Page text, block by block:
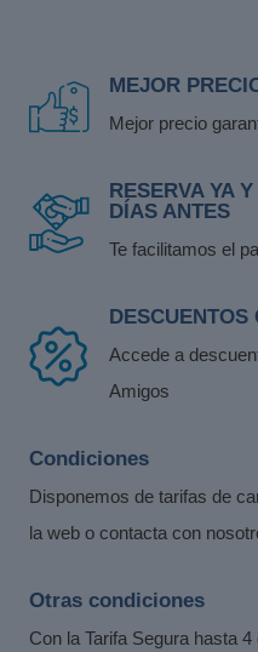
Los mejores hoteles
mayores de 60 años
Los mejores hoteles
MEJOR
Mejor precio
RESERVA YA
DÍAS ANTES
Te facilitamos el
Accede a
Amigos
Condiciones
Disponemos de tarifas de
la web o contacta con
Otras condiciones
Con la Tarifa Segura hasta